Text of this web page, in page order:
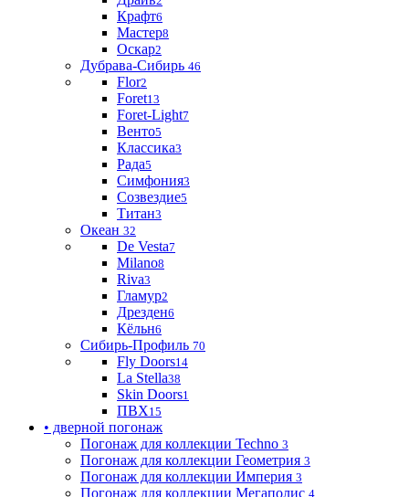
Крафт6
Мастер8
Оскар2
Дубрава-Сибирь 46
Flor2
Foret13
Foret-Light7
Венто5
Классика3
Рада5
Симфония3
Созвездие5
Титан3
Океан 32
De Vesta7
Milano8
Riva3
Гламур2
Дрезден6
Кёльн6
Сибирь-Профиль 70
Fly Doors14
La Stella38
Skin Doors1
ПВХ15
• дверной погонаж
Погонаж для коллекции Techno 3
Погонаж для коллекции Геометрия 3
Погонаж для коллекции Империя 3
Погонаж для коллекции Мегаполис 4